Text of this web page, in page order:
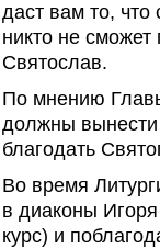
даст вам то,
никто не
Святослав.
По мнению
должны
благодать
Во время
в диаконы
курс) и